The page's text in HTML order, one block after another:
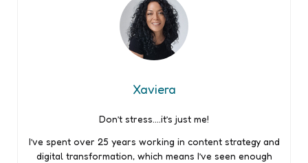
Xaviera
Don’t stress….it’s just me!
I’ve spent over 25 years working in content strategy and
digital transformation, which means I’ve seen enough